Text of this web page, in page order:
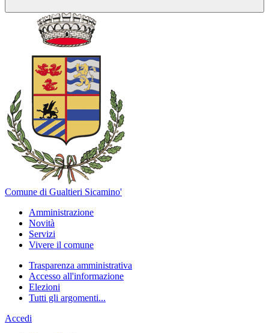
Comune di Gualtieri Sicamino'
Amministrazione
Novità
Servizi
Vivere il comune
Trasparenza amministrativa
Accesso all'informazione
Elezioni
Tutti gli argomenti...
Accedi